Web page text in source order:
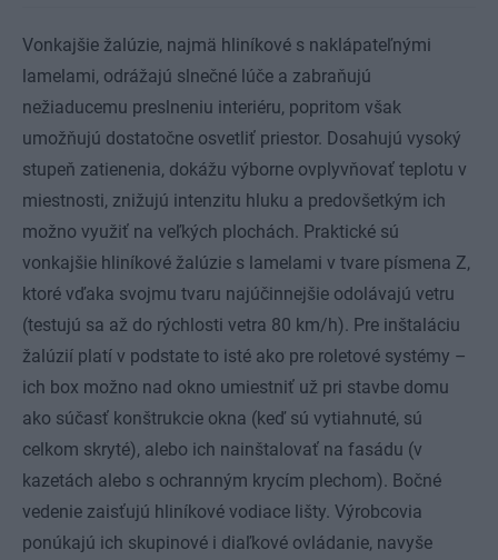
Vonkajšie žalúzie, najmä hliníkové s naklápateľnými
lamelami, odrážajú slnečné lúče a zabraňujú
nežiaducemu preslneniu interiéru, popritom však
umožňujú dostatočne osvetliť priestor. Dosahujú vysoký
stupeň zatienenia, dokážu výborne ovplyvňovať teplotu v
miestnosti, znižujú intenzitu hluku a predovšetkým ich
možno využiť na veľkých plochách. Praktické sú
vonkajšie hliníkové žalúzie s lamelami v tvare písmena Z,
ktoré vďaka svojmu tvaru najúčinnejšie odolávajú vetru
(testujú sa až do rýchlosti vetra 80 km/h). Pre inštaláciu
žalúzií platí v podstate to isté ako pre roletové systémy –
ich box možno nad okno umiestniť už pri stavbe domu
ako súčasť konštrukcie okna (keď sú vytiahnuté, sú
celkom skryté), alebo ich nainštalovať na fasádu (v
kazetách alebo s ochranným krycím plechom). Bočné
vedenie zaisťujú hliníkové vodiace lišty. Výrobcovia
ponúkajú ich skupinové i diaľkové ovládanie, navyše